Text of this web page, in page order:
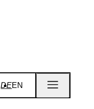
DEEN